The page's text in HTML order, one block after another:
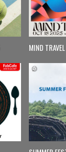
MIND TRAVEL